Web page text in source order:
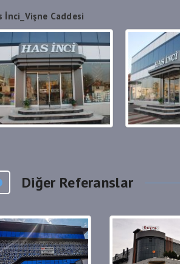
İnci_Vişne Caddesi
Diğer Referanslar